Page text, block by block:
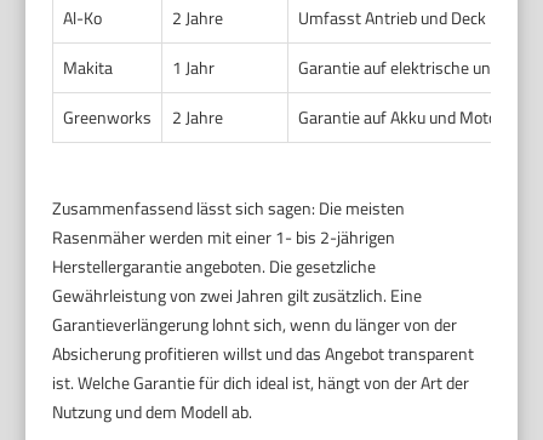
Al-Ko
2 Jahre
Umfasst Antrieb und Deck
Makita
1 Jahr
Garantie auf elektrische und
Greenworks
2 Jahre Garantie auf Akku und Motor
Zusammenfassend lässt sich sagen: Die meisten
Rasenmäher werden mit einer 1- bis 2-jährigen
Herstellergarantie angeboten. Die gesetzliche
Gewährleistung von zwei Jahren gilt zusätzlich. Eine
Garantieverlängerung lohnt sich, wenn du länger von der
Absicherung profitieren willst und das Angebot transparent
ist. Welche Garantie für dich ideal ist, hängt von der Art der
Nutzung und dem Modell ab.